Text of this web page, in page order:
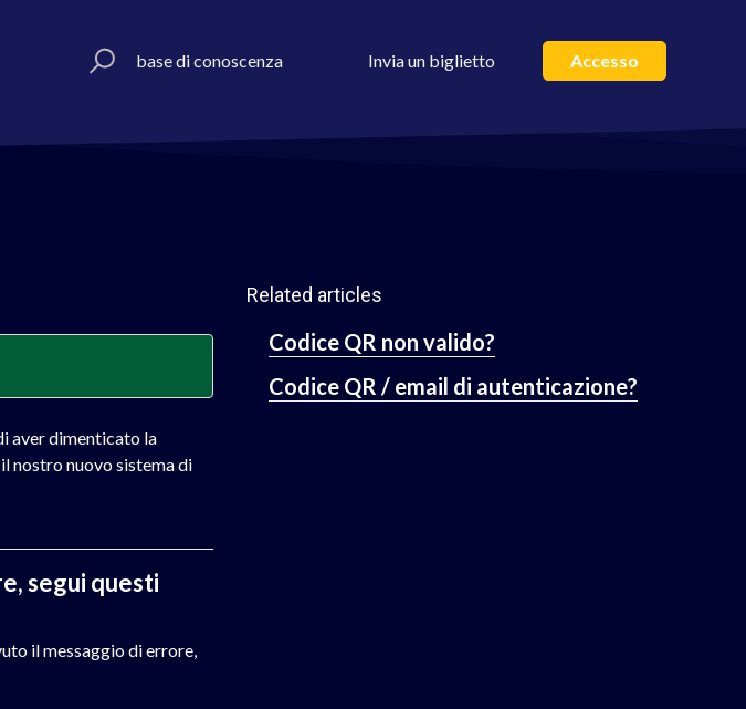
base di conoscenza Invia un biglietto Accesso
aver dimenticato la
nostro nuovo sistema di
segui questi
il messaggio di errore,
Related articles
Codice QR non valido?
Codice QR / email di autenticazione?